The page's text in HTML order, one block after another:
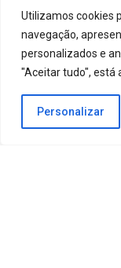
Utilizamos cookies
navegação,
personalizados e
"Aceitar tudo", está
Personalizar